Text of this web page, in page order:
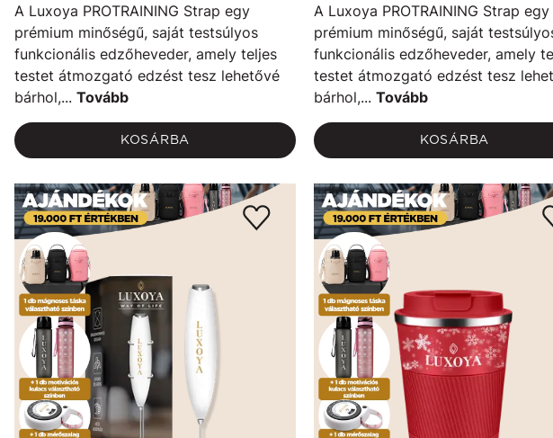
A Luxoya PROTRAINING Strap egy
prémium minőségű, saját testsúlyos
funkcionális edzőheveder, amely teljes
testet átmozgató edzést tesz lehetővé
bárhol,... Tovább
KOSÁRBA
A Luxoya PROTRAINING Strap egy
prémium minőségű, saját
funkcionális edzőheveder, amely
testet átmozgató edzést tesz
bárhol,... Tovább
KOSÁRBA